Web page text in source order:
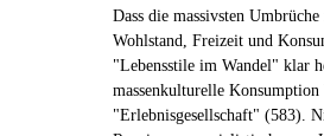
Dass die massivsten
Wohlstand, Freizeit und
"Lebensstile im Wandel" klar
massenkulturelle Konsumption
"Erlebnisgesellschaft" (583).